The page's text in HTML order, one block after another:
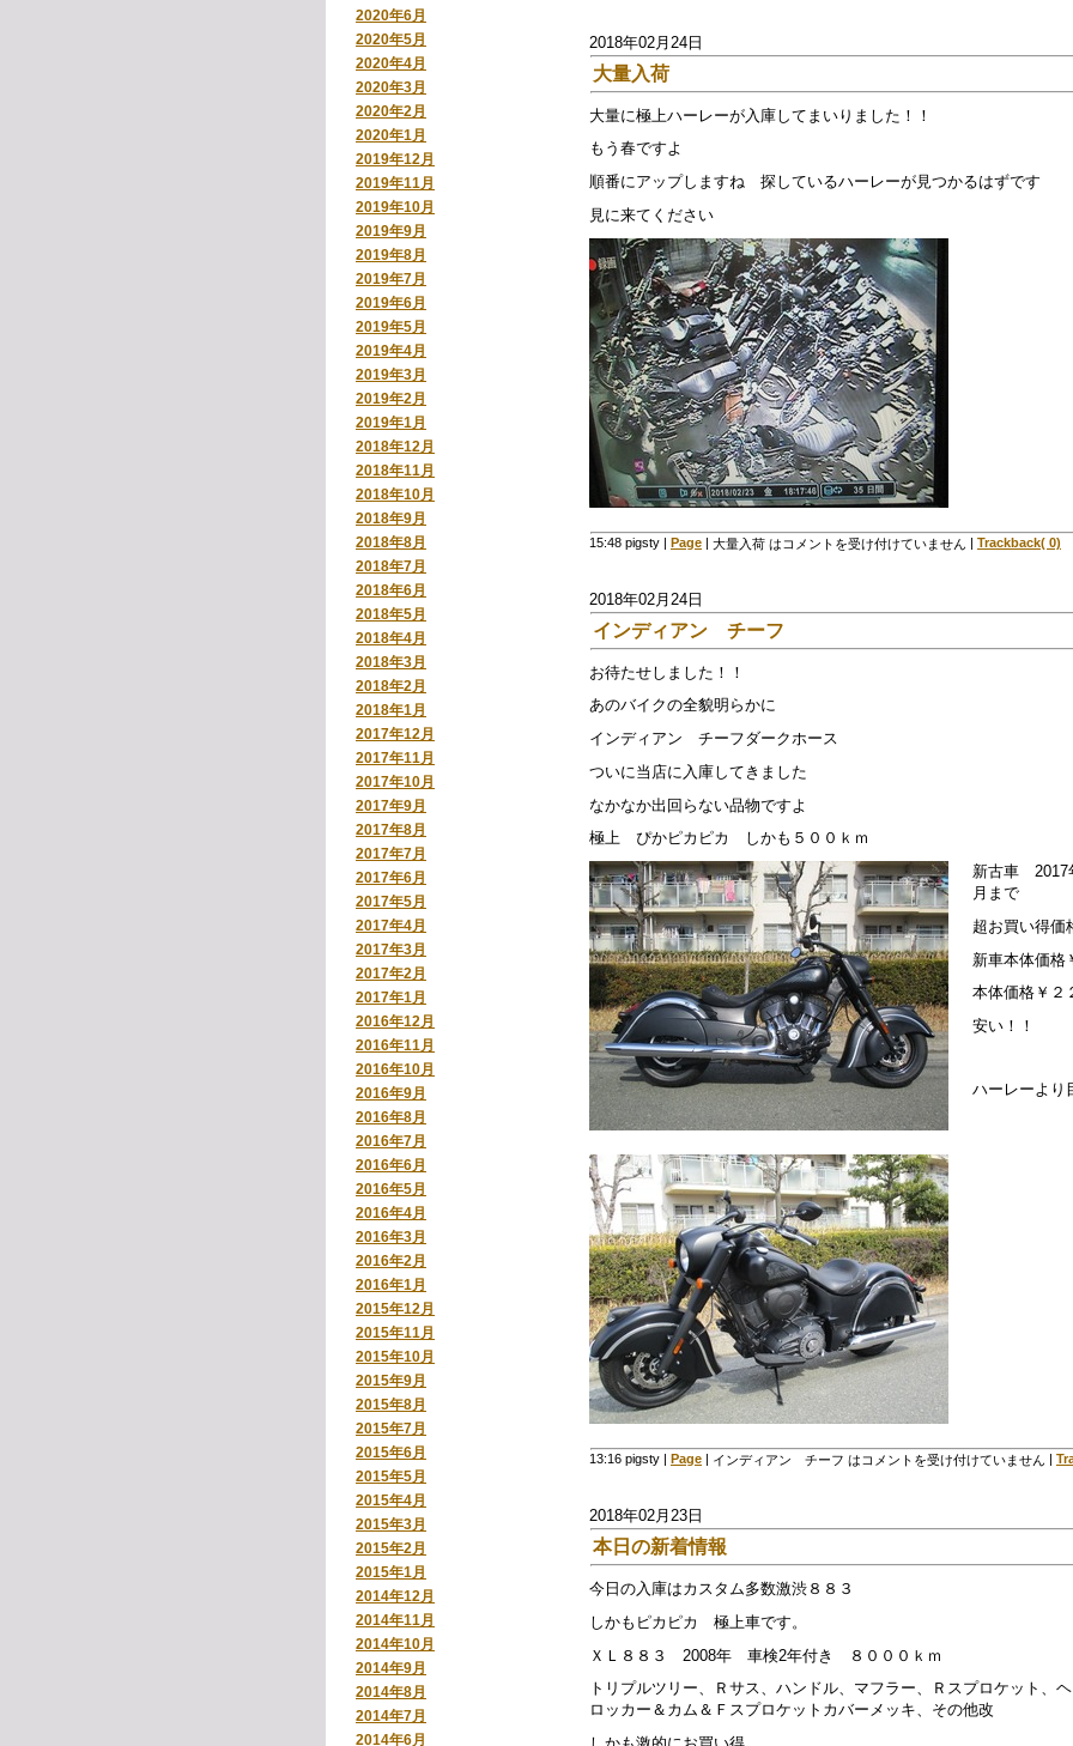
2020年6月
2020年5月
2020年4月
2020年3月
2020年2月
2020年1月
2019年12月
2019年11月
2019年10月
2019年9月
2019年8月
2019年7月
2019年6月
2019年5月
2019年4月
2019年3月
2019年2月
2019年1月
2018年12月
2018年11月
2018年10月
2018年9月
2018年8月
2018年7月
2018年6月
2018年5月
2018年4月
2018年3月
2018年2月
2018年1月
2017年12月
2017年11月
2017年10月
2017年9月
2017年8月
2017年7月
2017年6月
2017年5月
2017年4月
2017年3月
2017年2月
2017年1月
2016年12月
2016年11月
2016年10月
2016年9月
2016年8月
2016年7月
2016年6月
2016年5月
2016年4月
2016年3月
2016年2月
2016年1月
2015年12月
2015年11月
2015年10月
2015年9月
2015年8月
2015年7月
2015年6月
2015年5月
2015年4月
2015年3月
2015年2月
2015年1月
2014年12月
2014年11月
2014年10月
2014年9月
2014年8月
2014年7月
2014年6月
2018年02月24日
大量入荷
大量に極上ハーレーが入庫してまいりました！！
もう春ですよ
順番にアップしますね 探しているハーレーが見つかるはずです
見に来てください
15:48 pigsty | Page | 大量入荷 は コメントを受け付けていません | Trackback( 0)
2018年02月24日
インディアン チーフ
お待たせしました！！
あのバイクの全貌明らかに
インディアン チーフダークホース
ついに当店に入庫してきました
なかなか出回らない品物ですよ
極上 ぴかピカピカ しかも５００ｋｍ
新古車
月まで
超お買い得価
新車本体価
本体価格￥２
安い！！
ハーレーより
13:16 pigsty | Page | インディアン チーフ は コメントを受け付けていません |
2018年02月23日
本日の新着情報
今日の入庫はカスタム多数激渋８８３
しかもピカピカ 極上車です。
ＸＬ８８３ 2008年 車検2年付き ８０００ｋｍ
トリプルツリー、Ｒサス、ハンドル、マフラー、Ｒスプロケット、
ロッカー＆カム＆Ｆスプロケットカバーメッキ、その他改